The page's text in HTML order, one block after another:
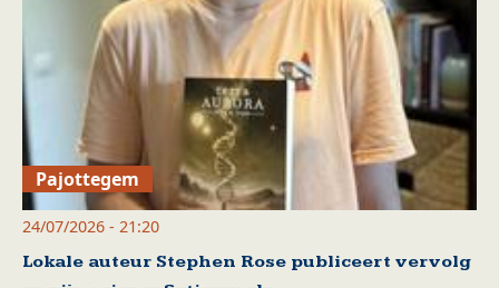
Pajottegem
24/07/2026 - 21:20
Lokale auteur Stephen Rose publiceert vervolg